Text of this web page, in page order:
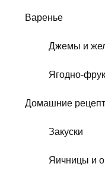
Варенье
Джемы и
Ягодно-
Домашние
Закуски
Яичницы и